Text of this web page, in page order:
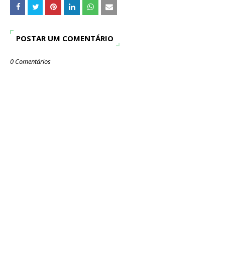
POSTAR UM COMENTÁRIO
0 Comentários